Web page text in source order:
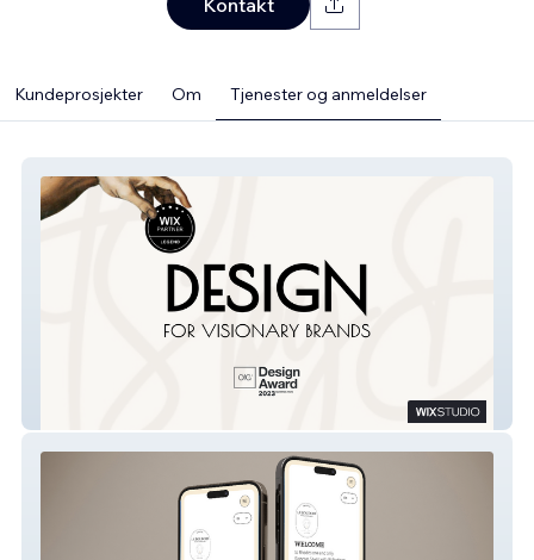
Kontakt
Kundeprosjekter Om Tjenester og anmeldelser